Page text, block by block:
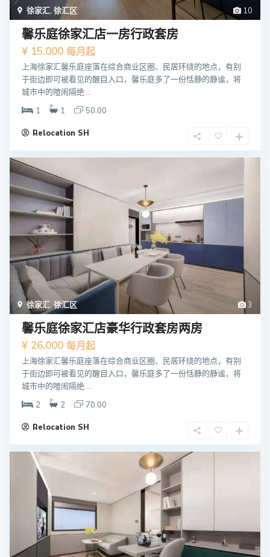
10
徐家汇, 徐汇区
馨乐庭徐家汇店一房行政套房
¥ 15.000 每月起
上海徐家汇馨乐庭座落在综合商业区圈、民居环绕的地点，有别
于街边即可被看见的醒目入口，馨乐庭多了一份恬静的静谧，将
城市中的喧闹隔绝 ...
1
1 50.00
Relocation SH
3
徐家汇,徐汇区
馨乐庭徐家汇店豪华行政套房两房
¥ 26.000 每月起
上海徐家汇馨乐庭座落在综合商业区圈、民居环绕的地点，有别
于街边即可被看见的醒目入口，馨乐庭多了一份恬静的静谧，将
城市中的喧闹隔绝 ...
2
2 70.00
Relocation SH